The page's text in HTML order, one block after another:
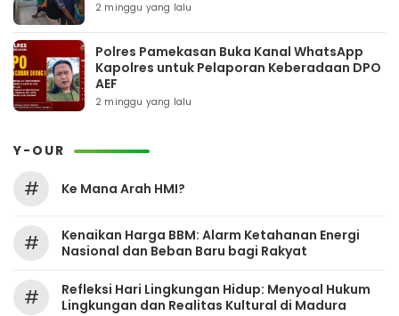
2 minggu yang lalu
Polres Pamekasan Buka Kanal WhatsApp
Kapolres untuk Pelaporan Keberadaan DPO
AEF
2 minggu yang lalu
Y-OUR
# Ke Mana Arah HMI?
#
Kenaikan Harga BBM: Alarm Ketahanan Energi
Nasional dan Beban Baru bagi Rakyat
#
Refleksi Hari Lingkungan Hidup: Menyoal Hukum
Lingkungan dan Realitas Kultural di Madura